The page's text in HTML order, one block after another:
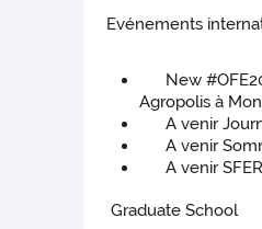
Evénements
New
Agropolis à
A venir
A venir
A venir SFER
Graduate School